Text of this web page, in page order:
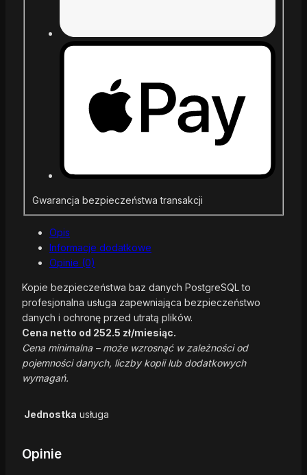
Gwarancja bezpieczeństwa transakcji
Opis
Informacje dodatkowe
Opinie (0)
Kopie bezpieczeństwa baz danych PostgreSQL to
profesjonalna usługa zapewniająca bezpieczeństwo
danych i ochronę przed utratą plików.
Cena netto od 252.5 zł/miesiąc.
Cena minimalna – może wzrosnąć w zależności od
pojemności danych, liczby kopii lub dodatkowych
wymagań.
Jednostka usługa
Opinie